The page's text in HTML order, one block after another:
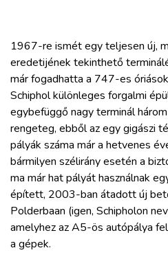
1967-re ismét egy teljesen új,
eredetijének tekinthető
már fogadhatta a 747-es
Schiphol különleges forgalmi
egybefüggő nagy terminál
rengeteg, ebből az egy gigászi
pályák száma már a hetvenes
bármilyen szélirány esetén a
ma már hat pályát használnak
épített, 2003-ban átadott új
Polderbaan (igen, Schipholon
amelyhez az A5-ös autópálya
a gépek.